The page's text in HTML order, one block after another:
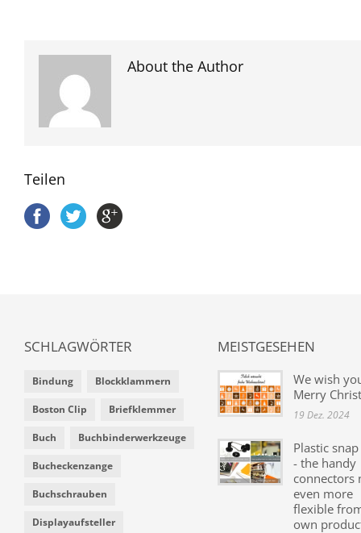
About the Author
Teilen
SCHLAGWÖRTER
Bindung Blockklammern
Boston Clip Briefklemmer
Buch Buchbinderwerkzeuge
Bucheckenzange
Buchschrauben
Displayaufsteller
MEISTGESEHEN
We wish
Merry
19 Dez. 2024
Plastic
- the handy
connectors
even more
flexible
own